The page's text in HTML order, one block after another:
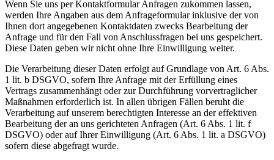
Wenn Sie uns per Kontaktformular Anfragen zukommen lassen,
werden Ihre Angaben aus dem Anfrageformular inklusive der von
Ihnen dort angegebenen Kontaktdaten zwecks Bearbeitung der
Anfrage und für den Fall von Anschlussfragen bei uns gespeichert.
Diese Daten geben wir nicht ohne Ihre Einwilligung weiter.
Die Verarbeitung dieser Daten erfolgt auf Grundlage von Art. 6 Abs.
1 lit. b DSGVO, sofern Ihre Anfrage mit der Erfüllung eines
Vertrags zusammenhängt oder zur Durchführung vorvertraglicher
Maßnahmen erforderlich ist. In allen übrigen Fällen beruht die
Verarbeitung auf unserem berechtigten Interesse an der effektiven
Bearbeitung der an uns gerichteten Anfragen (Art. 6 Abs. 1 lit. f
DSGVO) oder auf Ihrer Einwilligung (Art. 6 Abs. 1 lit. a DSGVO)
sofern diese abgefragt wurde.